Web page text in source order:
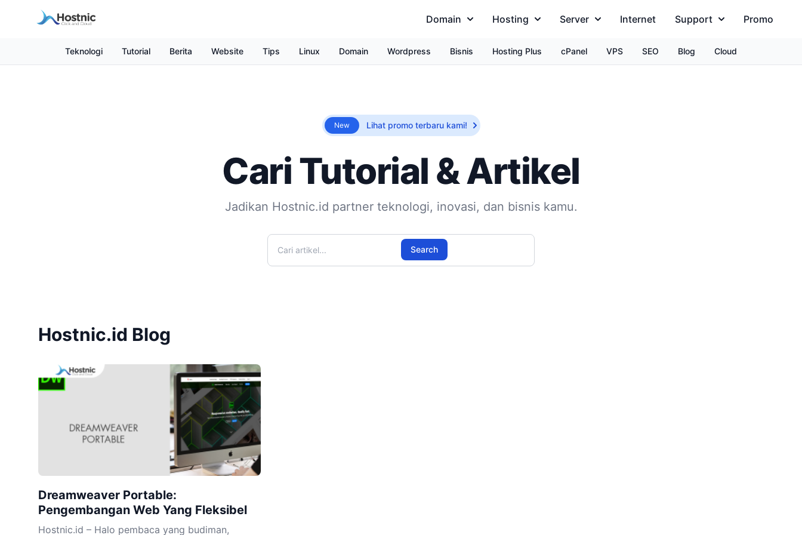
Domain Hosting Server Internet Support Promo
Teknologi Tutorial Berita Website Tips Linux Domain Wordpress Bisnis Hosting Plus cPanel VPS SEO Blog Cloud
New Lihat promo terbaru kami!
Cari Tutorial & Artikel
Jadikan Hostnic.id partner teknologi, inovasi, dan bisnis kamu.
Cari artikel
Search
Hostnic.id Blog
Dreamweaver Portable:
Pengembangan Web Yang Fleksibel
Hostnic.id – Halo pembaca yang budiman,